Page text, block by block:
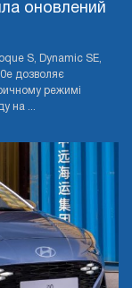
оновлений
S, Dynamic SE,
дозволяє
режимі
на ...